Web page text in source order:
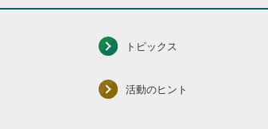
トピックス
活動のヒント